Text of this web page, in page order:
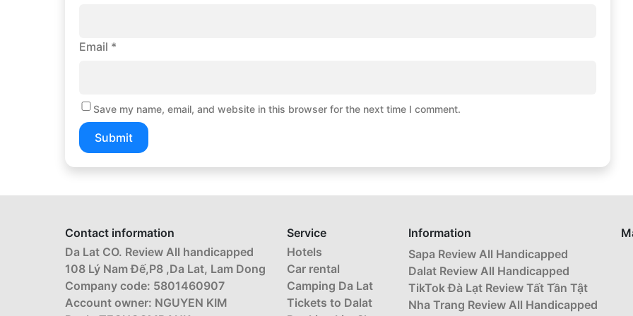
Email *
Save my name, email, and website in this browser for the next time I comment.
Contact information
Da Lat CO. Review All handicapped
108 Lý Nam Đế,P8 ,Da Lat, Lam Dong
Company code: 5801460907
Account owner: NGUYEN KIM
Service
Hotels
Car rental
Camping Da Lat
Tickets to Dalat
Information
Sapa Review All Handicapped
Dalat Review All Handicapped
TikTok Đà Lạt Review Tất Tần Tật
Nha Trang Review All Handicapped